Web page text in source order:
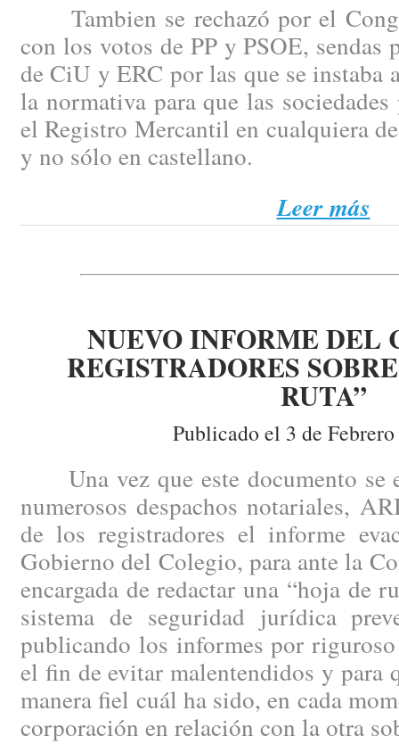
Tambien se rechazó por el
con los votos de PP y PSOE, sendas
de CiU y ERC por las que se instaba
la normativa para que las
el Registro Mercantil en cualquiera
y no sólo en castellano.
Leer más
NUEVO INFORME DEL
REGISTRADORES
RUTA”
Publicado el 3 de
Una vez que este documento se
numerosos despachos notariales,
de los registradores el informe
Gobierno del Colegio, para ante la
encargada de redactar una “hoja de
sistema de seguridad jurídica
publicando los informes por
el fin de evitar malentendidos y para
manera fiel cuál ha sido, en cada
corporación en relación con la otra